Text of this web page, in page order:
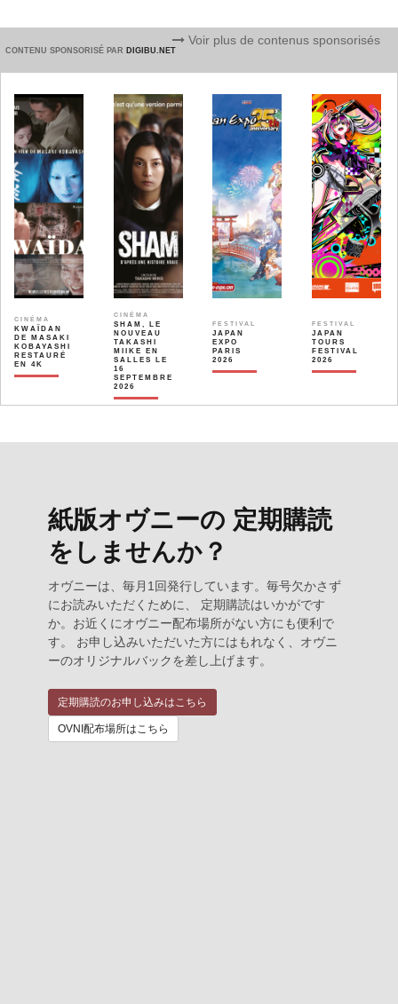
CONTENU SPONSORISÉ PAR DIGIBU.NET
Voir plus de contenus sponsorisés
CINÉMA
KWAÏDAN
DE MASAKI
KOBAYASHI
RESTAURÉ
EN 4K
CINÉMA
SHAM, LE
NOUVEAU
TAKASHI
MIIKE EN
SALLES LE
16
SEPTEMBRE
2026
FESTIVAL
JAPAN
EXPO
PARIS
2026
FESTIVAL
JAPAN
TOURS
FESTIVAL
2026
紙版オヴニーの 定期購読
をしませんか？
オヴニーは、毎月1回発行しています。毎号欠かさず
にお読みいただくために、 定期購読はいかがです
か。お近くにオヴニー配布場所がない方にも便利で
す。 お申し込みいただいた方にはもれなく、オヴニ
ーのオリジナルバックを差し上げます。
定期購読のお申し込みはこちら
OVNI配布場所はこちら